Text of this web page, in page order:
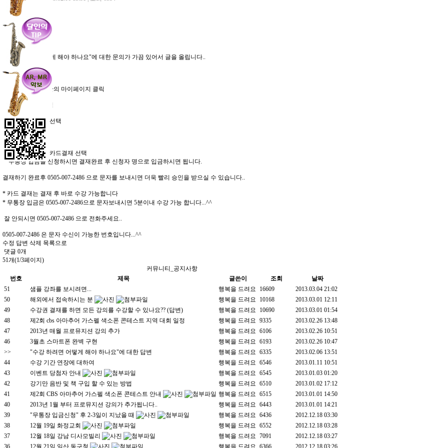
"수강 하려면 어떻게 해야 하나요"에 대한 문의가 가끔 있어서 글을 올립니다..
1. 회원가입 (무료)
2. 화면 오른쪽 상단의 마이페이지 클릭
3. 수강권 결재 클릭
- 수강 할 개월 수 선택
4. 결재하기 클릭
- 무통장 입금 및 카드결재 선택
무통장 입금을 신청하시면 결재완료 후 신청자 명으로 입금하시면 됩니다.
결재하기 완료후 0505-007-2486 으로 문자를 보내시면 더욱 빨리 승인을 받으실 수 있습니다..
* 카드 결재는 결재 후 바로 수강 가능합니다
* 무통장 입금은 0505-007-2486으로 문자보내시면 5분이내 수강 가능 합니다...^^
잘 안되시면 0505-007-2486 으로 전화주세요..
0505-007-2486 은 문자 수신이 가능한 번호입니다...^^
수정 답변 삭제 목록으로
댓글 0개
51개(1/3페이지)
커뮤니티_공지사항
번호
제목 글쓴이 조회
날짜
51
샘플 강좌를 보시려면... 행복을 드려요 16609
2013.03.04 21:02
50
해외에서 접속하시는 분 행복을 드려요 10168
2013.03.01 12:11
49
수강권 결재를 하면 모든 강의를 수강할 수 있나요?? (답변) 행복을 드려요 10690
2013.03.01 01:54
48
제2회 cbs 아마추어 가스펠 색소폰 콘테스트 지역 대회 일정 행복을 드려요 9335
2013.02.26 13:48
47
2013년 매월 프로뮤지션 강의 추가 행복을 드려요 6106
2013.02.26 10:51
46
3월초 스마트폰 완벽 구현 행복을 드려요 6193
2013.02.26 10:47
>>
"수강 하려면 어떻게 해야 하나요"에 대한 답변 행복을 드려요 6335
2013.02.06 13:51
44
수강 기간 연장에 대하여 행복을 드려요 6546
2013.01.11 10:51
43
이벤트 당첨자 안내 행복을 드려요 6545
2013.01.03 01:20
42
강기만 음반 및 책 구입 할 수 있는 방법 행복을 드려요 6510
2013.01.02 17:12
41
제2회 CBS 아마추어 가스펠 색소폰 콘테스트 안내 행복을 드려요 6515
2013.01.01 14:50
40
2013년 1월 부터 프로뮤지션 강의가 추가됩니다.. 행복을 드려요 6443
2013.01.01 14:21
39
"무통장 입금신청" 후 2-3일이 지났을 때 행복을 드려요 6436
2012.12.18 03:30
38
12월 19일 화정교회 행복을 드려요 6552
2012.12.18 03:28
37
12월 18일 강남 디사모빌리 행복을 드려요 7091
2012.12.18 03:27
36
12월 21일 일산 동구청 행복을 드려요 6366 2012.12.18 03:26